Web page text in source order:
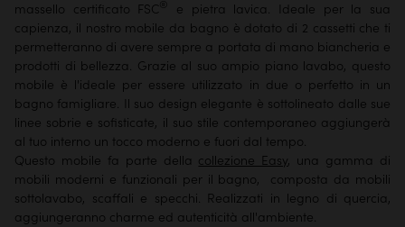
massello certificato FSC
e pietra lavica. Ideale per la sua
capienza, il nostro mobile da bagno è dotato di 2 cassetti che ti
permetteranno di avere sempre a portata di mano biancheria e
prodotti di bellezza. Grazie al suo ampio piano lavabo, questo
mobile è l'ideale per essere utilizzato in due o perfetto in un
bagno famigliare. Il suo design elegante è sottolineato dalle sue
linee sobrie e sofisticate, il suo stile contemporaneo aggiungerà
al tuo interno un tocco moderno e fuori dal tempo.
Questo mobile fa parte della collezione Easy, una gamma di
mobili moderni e funzionali per il bagno, composta da mobili
sottolavabo, scaffali e specchi. Realizzati in legno di quercia,
aggiungeranno charme ed autenticità all'ambiente.